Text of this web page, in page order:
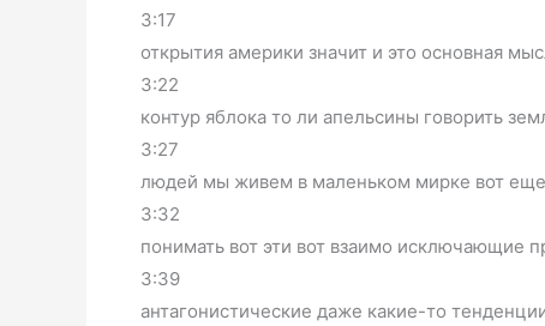
3:17
открытия америки значит и это основная
3:22
контур яблока то ли апельсины говорить
3:27
людей мы живем в маленьком мирке вот
3:32
понимать вот эти вот взаимо исключающие
3:39
антагонистические даже какие-то